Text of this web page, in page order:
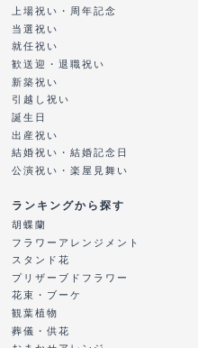
上場祝い・周年記念
当選祝い
就任祝い
歓送迎・退職祝い
新築祝い
引越し祝い
誕生日
出産祝い
結婚祝い・結婚記念日
公演祝い・楽屋見舞い
ランキングから探す
胡蝶蘭
フラワーアレンジメント
スタンド花
プリザーブドフラワー
花束・ブーケ
観葉植物
葬儀・供花